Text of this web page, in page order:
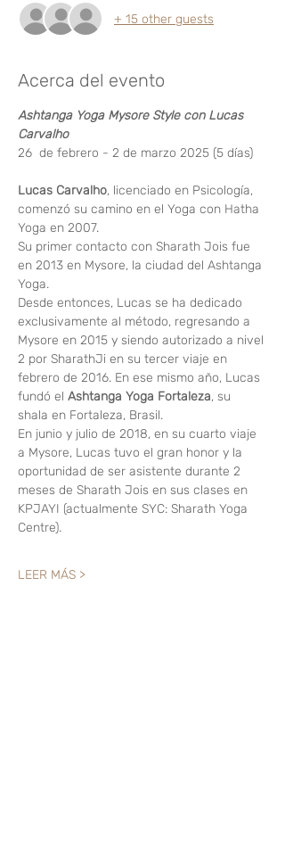
+ 15 other guests
Acerca del evento
Ashtanga Yoga Mysore Style con Lucas
Carvalho
26  de febrero - 2 de marzo 2025 (5 días)
Lucas Carvalho, licenciado en Psicología,
comenzó su camino en el Yoga con Hatha
Yoga en 2007.
Su primer contacto con Sharath Jois fue
en 2013 en Mysore, la ciudad del Ashtanga
Yoga.
Desde entonces, Lucas se ha dedicado
exclusivamente al método, regresando a
Mysore en 2015 y siendo autorizado a nivel
2 por SharathJi en su tercer viaje en
febrero de 2016. En ese mismo año, Lucas
fundó el Ashtanga Yoga Fortaleza, su
shala en Fortaleza, Brasil.
En junio y julio de 2018, en su cuarto viaje
a Mysore, Lucas tuvo el gran honor y la
oportunidad de ser asistente durante 2
meses de Sharath Jois en sus clases en
KPJAYI (actualmente SYC: Sharath Yoga
Centre).
LEER MÁS >